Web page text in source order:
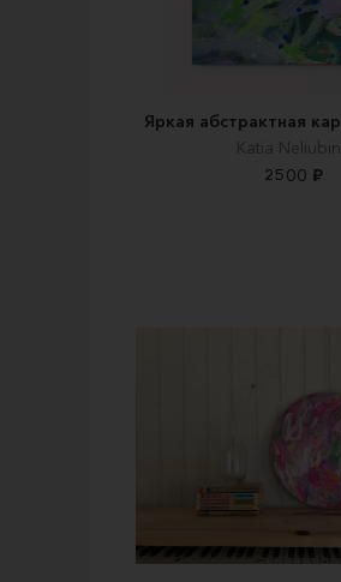
Яркая абстрактная
Katia
2500 ₽